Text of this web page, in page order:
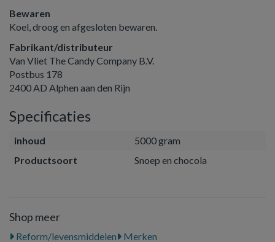
Bewaren
Koel, droog en afgesloten bewaren.
Fabrikant/distributeur
Van Vliet The Candy Company B.V.
Postbus 178
2400 AD Alphen aan den Rijn
Specificaties
inhoud
5000 gram
Productsoort
Snoep en chocola
Shop meer
Reform/levensmiddelen Merken